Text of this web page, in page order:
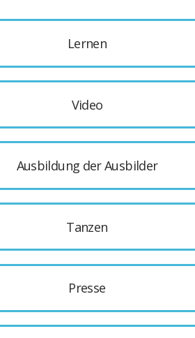
Lernen
Video
Ausbildung der Ausbilder
Tanzen
Presse